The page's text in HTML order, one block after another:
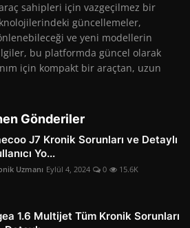
sahipleri için vazgeçilmez bir
güncellemeler,
ve yeni modellerin
bu platformda güncel olarak
için kompakt bir araçtan, uzun
Gönderiler
J7 Kronik Sorunları ve Detaylı
Yo...
Uzmanı Eylül 4, 2024 0 15.6K
1.6 Multijet Tüm Kronik Sorunları